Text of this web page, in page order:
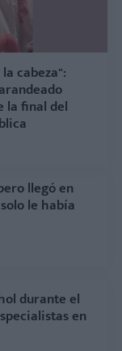
cabeza":
final del
llegó en
le había
durante el
en